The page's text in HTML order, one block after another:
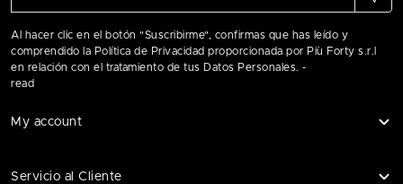
Al hacer clic en el botón "Suscribirme", confirmas que has leído y
comprendido la Política de Privacidad proporcionada por Più Forty s.r.l
en relación con el tratamiento de tus Datos Personales. -
read
My account
Servicio al Cliente